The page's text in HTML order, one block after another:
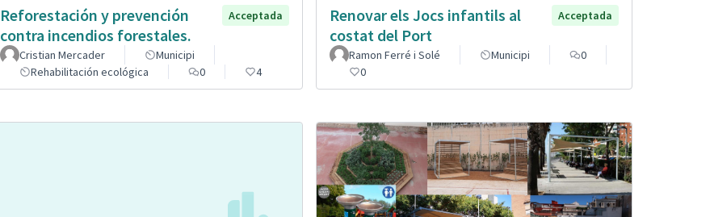
Reforestación y prevención
contra incendios forestales.
Acceptada
Cristian Mercader
Municipi
Rehabilitación ecológica
0 4
Renovar els Jocs infantils al
costat del Port
Acceptada
Ramon Ferré i Solé Municipi
0
0